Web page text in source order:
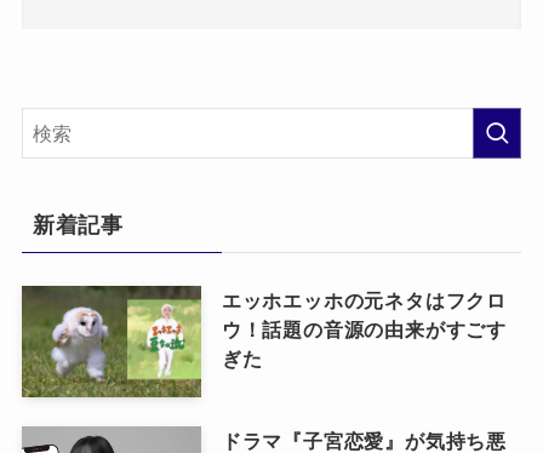
新着記事
エッホエッホの元ネタはフクロ
ウ！話題の音源の由来がすごす
ぎた
ドラマ『子宮恋愛』が気持ち悪